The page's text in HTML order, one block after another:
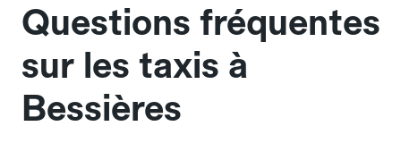
Questions fréquentes
sur les taxis à
Bessières